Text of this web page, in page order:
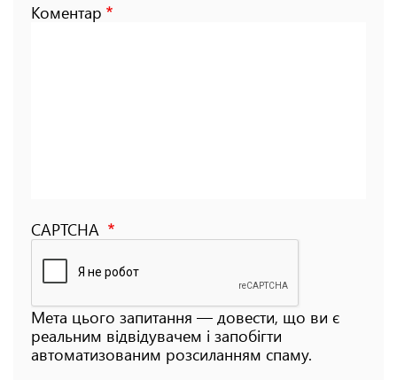
Коментар
CAPTCHA
Мета цього запитання — довести, що ви є
реальним відвідувачем і запобігти
автоматизованим розсиланням спаму.